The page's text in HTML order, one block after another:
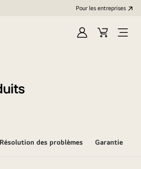
Pour les entreprises
Se
Panier
Résolution des problèmes Garantie